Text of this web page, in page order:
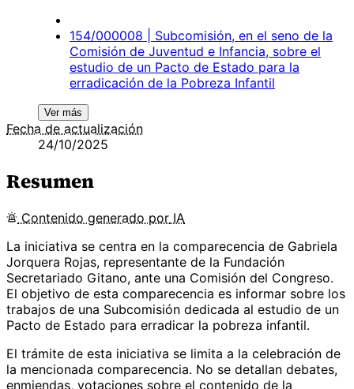
154/000008 | Subcomisión, en el seno de la
Comisión de Juventud e Infancia, sobre el
estudio de un Pacto de Estado para la
erradicación de la Pobreza Infantil
Ver más
Fecha de actualización
24/10/2025
Resumen
Contenido generado por IA
La iniciativa se centra en la comparecencia de Gabriela
Jorquera Rojas, representante de la Fundación
Secretariado Gitano, ante una Comisión del Congreso.
El objetivo de esta comparecencia es informar sobre los
trabajos de una Subcomisión dedicada al estudio de un
Pacto de Estado para erradicar la pobreza infantil.
El trámite de esta iniciativa se limita a la celebración de
la mencionada comparecencia. No se detallan debates,
enmiendas, votaciones sobre el contenido de la